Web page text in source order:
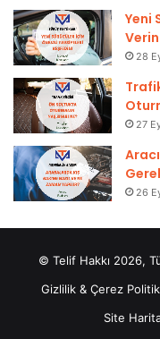
Yeni
28
27
26
© Telif Hakkı 2026,
Gizlilik & Çerez
Site